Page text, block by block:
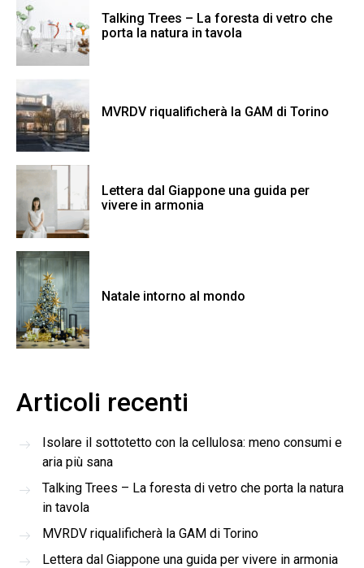
Talking Trees – La foresta di vetro che
porta la natura in tavola
MVRDV riqualificherà la GAM di Torino
Lettera dal Giappone una guida per
vivere in armonia
Natale intorno al mondo
Articoli recenti
Isolare il sottotetto con la cellulosa: meno consumi e
aria più sana
Talking Trees – La foresta di vetro che porta la natura
in tavola
MVRDV riqualificherà la GAM di Torino
Lettera dal Giappone una guida per vivere in armonia